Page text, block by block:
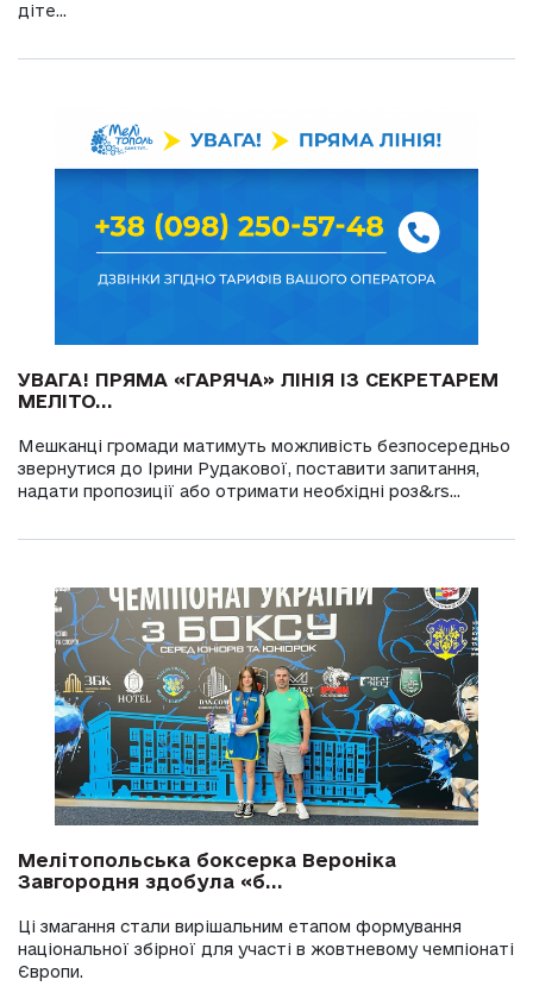
діте...
УВАГА! ПРЯМА «ГАРЯЧА» ЛІНІЯ ІЗ СЕКРЕТАРЕМ
МЕЛІТО...
Мешканці громади матимуть можливість безпосередньо
звернутися до Ірини Рудакової, поставити запитання,
надати пропозиції або отримати необхідні роз&rs...
Мелітопольська боксерка Вероніка
Завгородня здобула «б...
Ці змагання стали вирішальним етапом формування
національної збірної для участі в жовтневому чемпіонаті
Європи.